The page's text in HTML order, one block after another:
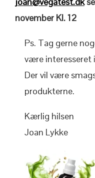
november Kl. 12
Ps. Tag gerne
være interesseret
Der vil være
produkterne.
Kærlig hilsen
Joan Lykke